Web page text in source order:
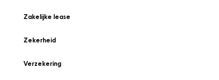
Zakelijke lease
Zekerheid
Verzekering